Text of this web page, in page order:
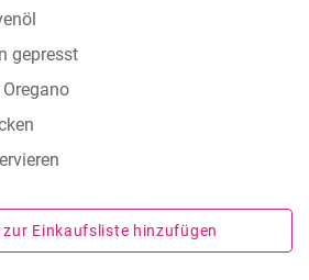
gepresst
Einkaufsliste hinzufügen